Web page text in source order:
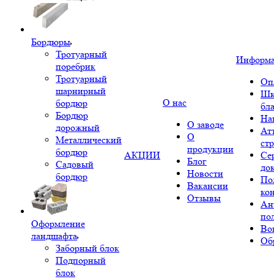
Бордюры
Тротуарный
поребрик
Тротуарный
шарнирный
бордюр
Бордюр
дорожный
Металлический
бордюр
Садовый
бордюр
Оформление
ландшафта
Заборный блок
Подпорный
блок
АКЦИИ
О нас
О заводе
О
продукции
Блог
Новости
Вакансии
Отзывы